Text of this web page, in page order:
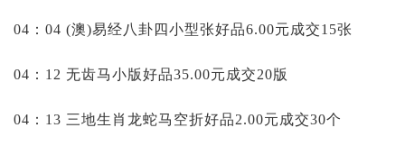
04：04 (澳)易经八卦四小型张好品6.00元成交15张
04：12 无齿马小版好品35.00元成交20版
04：13 三地生肖龙蛇马空折好品2.00元成交30个